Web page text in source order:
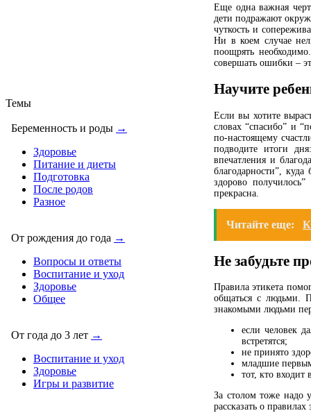
Темы
Беременность и роды →
Здоровье
Питание и диеты
Подготовка
После родов
Разное
От рождения до года →
Вопросы и ответы
Воспитание и уход
Здоровье
Общее
От года до 3 лет →
Воспитание и уход
Здоровье
Игры и развитие
Еще одна важная
дети подражают
чуткость и
Ни в коем случае
поощрять
совершать ошибки –
Научите
Если вы хотите
словах “спасибо” и
по-настоящему
подводите итоги
впечатления и
благодарности”,
здорово
прекрасна.
Читайте еще:
Не забудьте
Правила этикета
общаться с людьми.
знакомыми людьми
если человек
встретятся;
не принято
младшие
тот, кто входит
За столом тоже надо
рассказать о правилах